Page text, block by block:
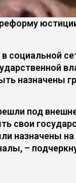
социальной
назначены
под
свои
назначены
–